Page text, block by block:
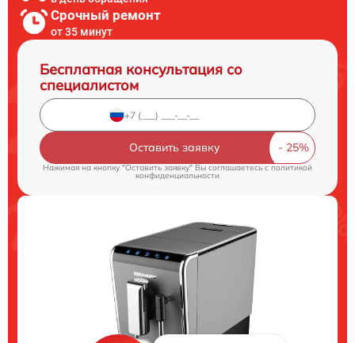
Срочный ремонт
от 35 минут
Бесплатная консультация со
специалистом
Оставить заявку
Нажимая на кнопку "Оставить заявку" Вы соглашаетесь c политикой
конфиденциальности